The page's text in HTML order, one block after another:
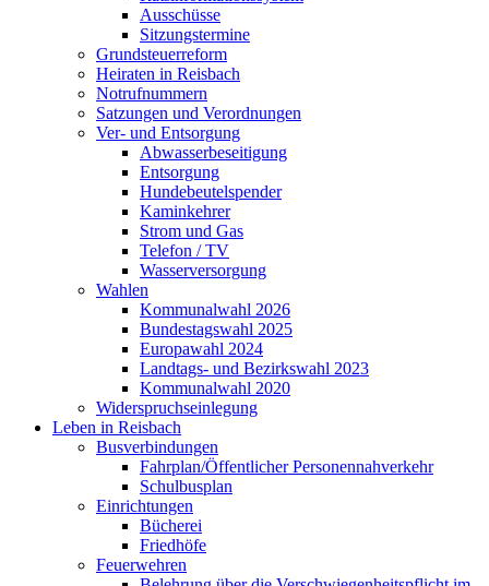
Ausschüsse
Sitzungstermine
Grundsteuerreform
Heiraten in Reisbach
Notrufnummern
Satzungen und Verordnungen
Ver- und Entsorgung
Abwasserbeseitigung
Entsorgung
Hundebeutelspender
Kaminkehrer
Strom und Gas
Telefon / TV
Wasserversorgung
Wahlen
Kommunalwahl 2026
Bundestagswahl 2025
Europawahl 2024
Landtags- und Bezirkswahl 2023
Kommunalwahl 2020
Widerspruchseinlegung
Leben in Reisbach
Busverbindungen
Fahrplan/Öffentlicher Personennahverkehr
Schulbusplan
Einrichtungen
Bücherei
Friedhöfe
Feuerwehren